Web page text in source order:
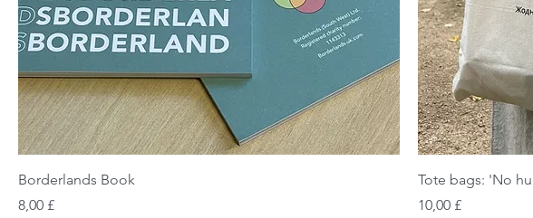
Borderlands Book
Giá
8,00 £
Tote bags: 'No
Giá
10,00 £